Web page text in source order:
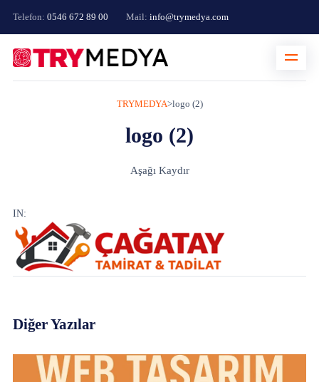
Telefon: 0546 672 89 00 Mail: info@trymedya.com
TRYMEDYA>logo (2)
logo (2)
Aşağı Kaydır
IN:
Diğer Yazılar